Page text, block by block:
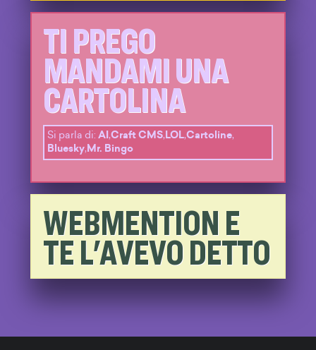
TI PREGO
MANDAMI UNA
CARTOLINA
Si parla di: AI,Craft CMS,LOL,Cartoline,
Bluesky,Mr. Bingo
WEBMENTION E
TE L'AVEVO DETTO